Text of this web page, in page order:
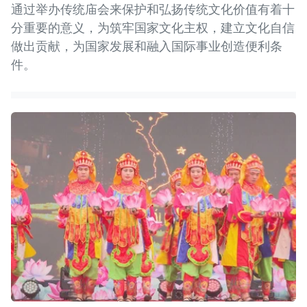
通过举办传统庙会来保护和弘扬传统文化价值有着十
分重要的意义，为筑牢国家文化主权，建立文化自信
做出贡献，为国家发展和融入国际事业创造便利条
件。